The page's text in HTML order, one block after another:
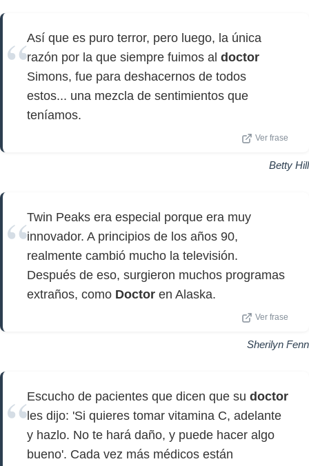
Así que es puro terror, pero luego, la única
razón por la que siempre fuimos al doctor
Simons, fue para deshacernos de todos
estos... una mezcla de sentimientos que
teníamos.
Ver frase
Betty Hill
Twin Peaks era especial porque era muy
innovador. A principios de los años 90,
realmente cambió mucho la televisión.
Después de eso, surgieron muchos programas
extraños, como Doctor en Alaska.
Ver frase
Sherilyn Fenn
Escucho de pacientes que dicen que su doctor
les dijo: 'Si quieres tomar vitamina C, adelante
y hazlo. No te hará daño, y puede hacer algo
bueno'. Cada vez más médicos están